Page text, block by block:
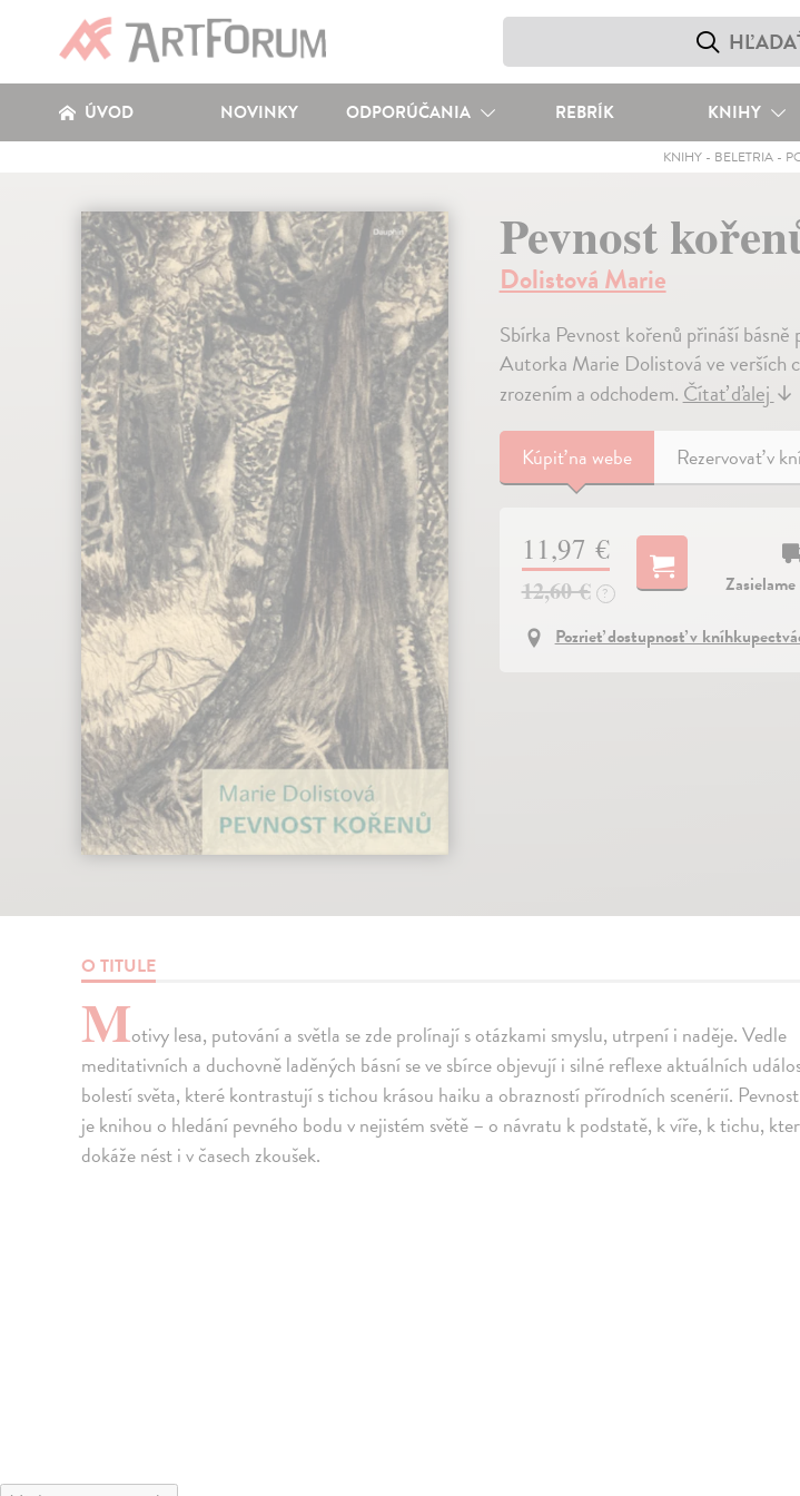
ÚVOD NOVINKY ODPORÚČANIA REBRÍK KNIHY
KNIHY - BELETRIA -
Pevnost
Dolistová Marie
Sbírka Pevnost kořenů přináší
Autorka Marie Dolistová ve verších
zrozením a odchodem.Čítať ďalej↓
Kúpiťna webe Rezervovať v
11,97 €
12,60 € ?
Pozrieť dostupnosť v
O TITULE
Motivy lesa, putování a světla se zde prolínají s otázkami smyslu, utrpení i naděje. Vedle
meditativních a duchovně laděných básní se ve sbírce objevují i silné reflexe aktuálních
bolestí světa, které kontrastují s tichou krásou haiku a obrazností přírodních scenérií.
je knihou o hledání pevného bodu v nejistém světě – o návratu k podstatě, k víře, k tichu,
dokáže nést i v časech zkoušek.